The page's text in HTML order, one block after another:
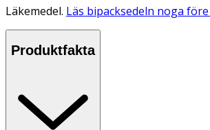
Läkemedel. Läs bipacksedeln noga
Produktfakta